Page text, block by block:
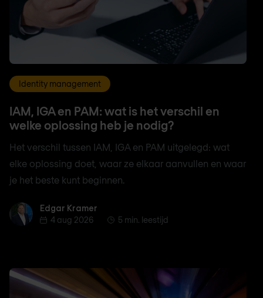
Identity management
IAM, IGA en PAM: wat is het verschil en
welke oplossing heb je nodig?
Het verschil tussen IAM, IGA en PAM uitgelegd: wat
elke oplossing doet, waar ze elkaar aanvullen en waar
je het beste kunt beginnen.
Edgar KramerEdgar Kramer
4 aug 2026
5 min. leestijd